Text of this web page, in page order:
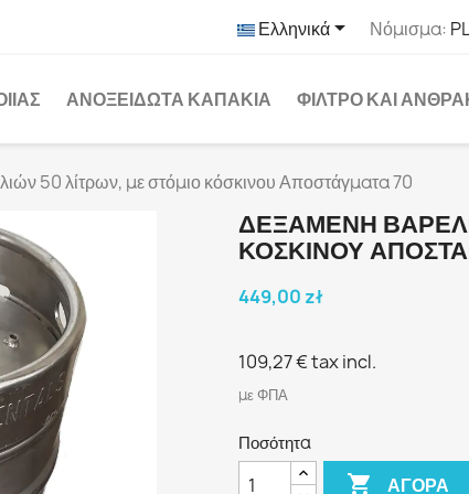
Ελληνικά Νόμισμα:
ΑΝΟΞΕΊΔΩΤΑ ΚΑΠΆΚΙΑ ΦΊΛΤΡΟ ΚΑΙ
50 λίτρων, με στόμιο κόσκινου Αποστάγματα 70
ΔΕΞΑΜΕΝΉ
ΚΌΣΚΙΝΟΥ
449,00 zł
109,27 €tax incl.
με ΦΠΑ
Ποσότητα
 ΑΓΟΡΆ